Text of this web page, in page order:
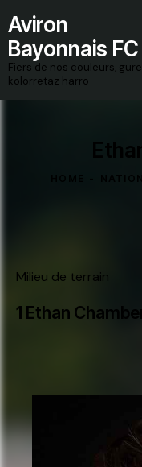
Aviron
Bayonnais FC
Fiers de nos couleurs, gure
kolorretaz harro
Milieu de terrain
1 Ethan